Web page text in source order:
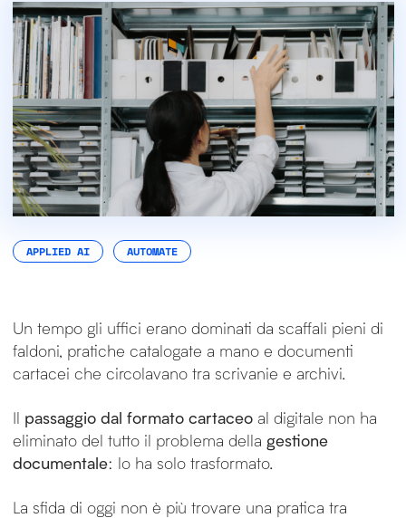
APPLIED AI AUTOMATE
Un tempo gli uffici erano dominati da scaffali pieni di
faldoni, pratiche catalogate a mano e documenti
cartacei che circolavano tra scrivanie e archivi.
Il passaggio dal formato cartaceoal digitale non ha
eliminato del tutto il problema della gestione
documentale: lo ha solo trasformato.
La sfida di oggi non è più trovare una pratica tra